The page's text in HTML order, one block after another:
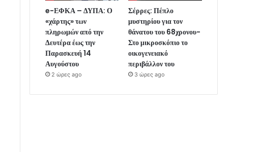
e-ΕΦΚΑ – ΔΥΠΑ: Ο
«χάρτης» των
πληρωμών από την
Δευτέρα έως την
Παρασκευή 14
Αυγούστου
2 ώρες ago
Σέρρες: Πέπλο
μυστηρίου για τον
θάνατου του 68χρονου-
Στο μικροσκόπιο το
οικογενειακό
περιβάλλον του
3 ώρες ago